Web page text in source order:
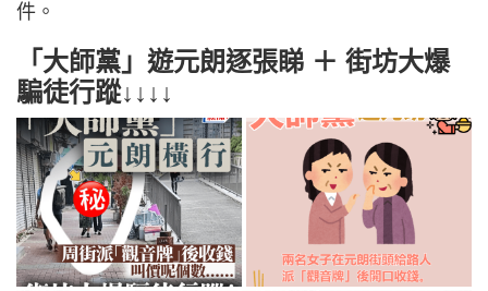
件。
「大師黨」遊元朗逐張睇 ＋ 街坊大爆
騙徒行蹤↓↓↓↓